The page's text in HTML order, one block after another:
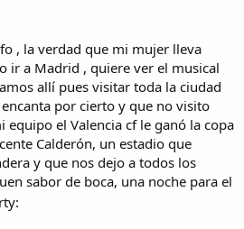
, la verdad que mi mujer lleva
ir a Madrid , quiere ver el musical
allí pues visitar toda la ciudad
por cierto y que no visito
equipo el Valencia cf le ganó la copa
Calderón, un estadio que
y que nos dejo a todos los
sabor de boca, una noche para el